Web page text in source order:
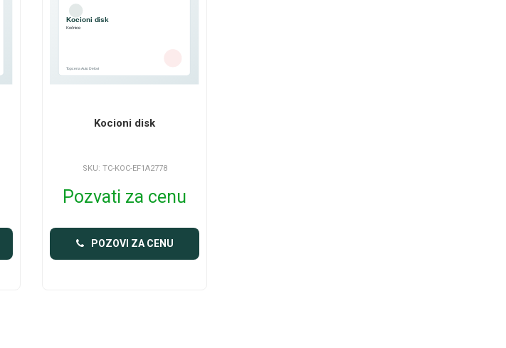
Kocioni disk
SKU: TC-KOC-EF1A2778
Pozvati za cenu
POZOVI ZA CENU